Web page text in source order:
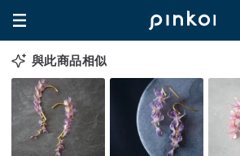
與此商品相似